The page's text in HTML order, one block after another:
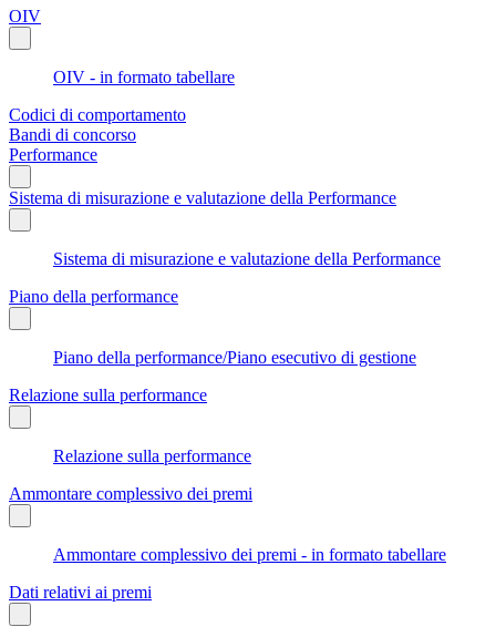
OIV
OIV - in formato tabellare
Codici di comportamento
Bandi di concorso
Performance
Sistema di misurazione e valutazione della Performance
Sistema di misurazione e valutazione della Performance
Piano della performance
Piano della performance/Piano esecutivo di gestione
Relazione sulla performance
Relazione sulla performance
Ammontare complessivo dei premi
Ammontare complessivo dei premi - in formato tabellare
Dati relativi ai premi